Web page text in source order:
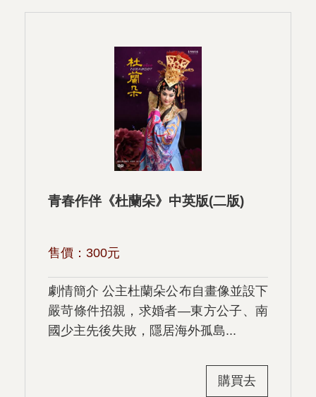
青春作伴《杜蘭朵》中英版(二版)
售價： 300元
劇情簡介 公主杜蘭朵公布自畫像並設下
嚴苛條件招親，求婚者—東方公子、南
國少主先後失敗，隱居海外孤島...
購買去